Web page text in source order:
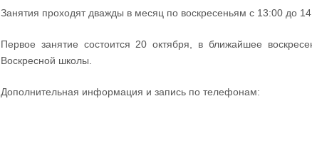
Занятия проходят дважды в месяц по воскресеньям с 13:00 до
Первое занятие состоится 20 октября, в ближайшее
Воскресной школы.
Дополнительная информация и запись по телефонам: